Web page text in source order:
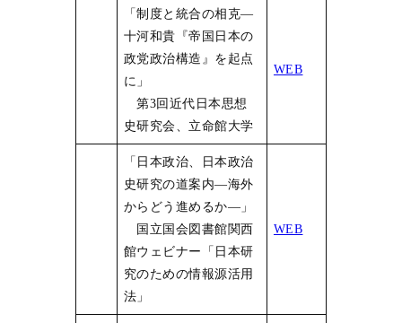
「制度と統合の相克―
十河和貴『帝国日本の
政党政治構造』を起点
に」
第3回近代日本思想
史研究会、立命館大学
WEB
「日本政治、日本政治
史研究の道案内―海外
からどう進めるか―」
国立国会図書館関西
館ウェビナー「日本研
究のための情報源活用
法」
WEB